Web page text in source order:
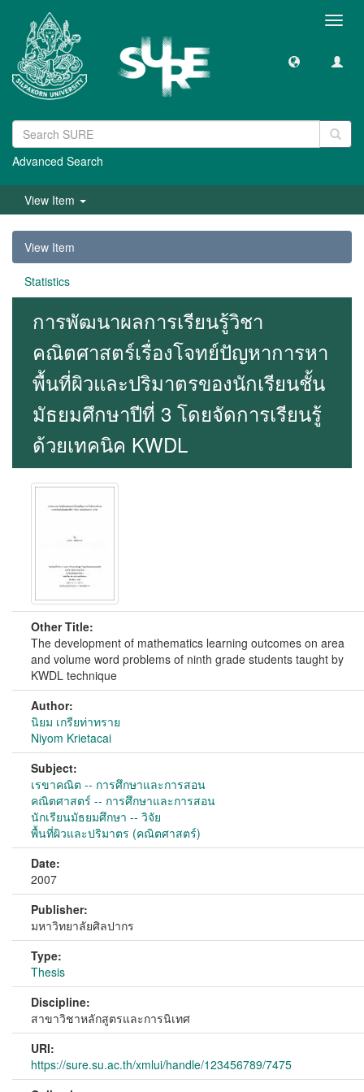
Advanced Search
View Item
View Item
Statistics
การพัฒนาผลการเรียนรู้วิชา
คณิตศาสตร์เรื่องโจทย์ปัญหาการหา
พื้นที่ผิวและปริมาตรของนักเรียนชั้น
มัธยมศึกษาปีที่ 3 โดยจัดการเรียนรู้
ด้วยเทคนิค KWDL
Other Title:
The development of mathematics learning outcomes on area
and volume word problems of ninth grade students taught by
KWDL technique
Author:
นิยม เกรียท่าทราย
Niyom Krietacai
Subject:
เรขาคณิต -- การศึกษาและการสอน
คณิตศาสตร์ -- การศึกษาและการสอน
นักเรียนมัธยมศึกษา -- วิจัย
พื้นที่ผิวและปริมาตร (คณิตศาสตร์)
Date:
2007
Publisher:
มหาวิทยาลัยศิลปากร
Type:
Thesis
Discipline:
สาขาวิชาหลักสูตรและการนิเทศ
URI:
https://sure.su.ac.th/xmlui/handle/123456789/7475